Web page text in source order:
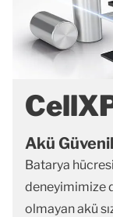
Akü
Batarya
deneyimimize
olmayan akü